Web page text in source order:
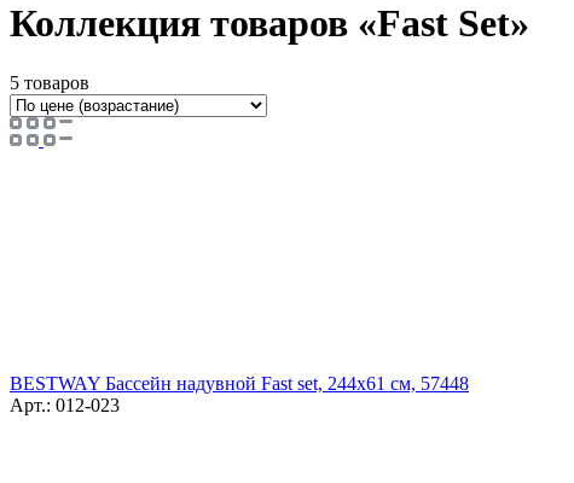
Коллекция товаров «Fast Set»
5 товаров
BESTWAY Бассейн надувной Fast set, 244x61 см, 57448
Арт.: 012-023